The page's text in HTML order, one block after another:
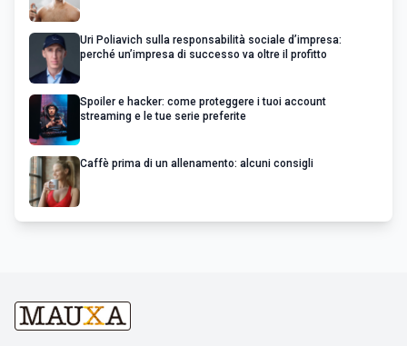
Uri Poliavich sulla responsabilità sociale d’impresa:
perché un’impresa di successo va oltre il profitto
Spoiler e hacker: come proteggere i tuoi account
streaming e le tue serie preferite
Caffè prima di un allenamento: alcuni consigli